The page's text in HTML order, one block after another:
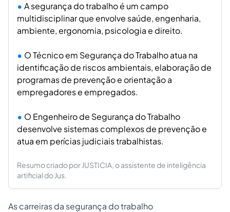
A segurança do trabalho é um campo
multidisciplinar que envolve saúde, engenharia,
ambiente, ergonomia, psicologia e direito.
O Técnico em Segurança do Trabalho atua na
identificação de riscos ambientais, elaboração de
programas de prevenção e orientação a
empregadores e empregados.
O Engenheiro de Segurança do Trabalho
desenvolve sistemas complexos de prevenção e
atua em perícias judiciais trabalhistas.
Resumo criado por JUSTICIA, o assistente de inteligência
artificial do Jus.
As carreiras da segurança do trabalho